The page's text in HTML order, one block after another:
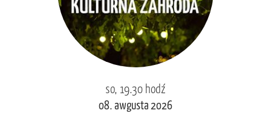
so, 19.30 hodź
08. awgusta 2026